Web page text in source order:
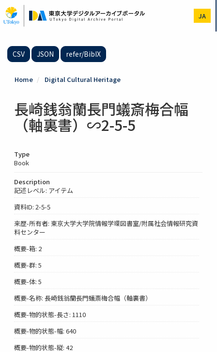
to
main
JA
CSV JSON refer/BibIX
Home Digital Cultural Heritage
長崎銭翁蘭長門蟻斎梅合幅
（軸裏書）∽2-5-5
Type
Book
Description
記述レベル: アイテム
資料ID: 2-5-5
来歴-所有者: 東京大学大学院情報学環図書室/附属社会情報研究資
料センター
概要-箱: 2
概要-群: 5
概要-体: 5
概要-名称: 長崎銭翁蘭長門蟻斎梅合幅（軸裏書）
概要-物的状態-長さ: 1110
概要-物的状態-幅: 640
概要-物的状態-縦: 42